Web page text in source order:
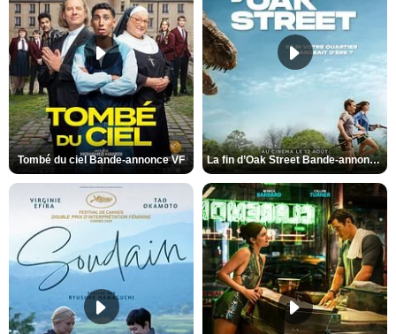
Tombé du ciel Bande-annonce VF La fin d’Oak Street Bande-annonce VO STFR